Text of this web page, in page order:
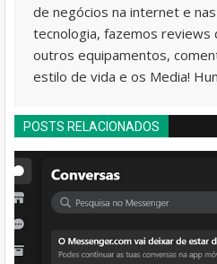
de negócios na internet e
tecnologia, fazemos reviews
outros equipamentos,
estilo de vida e os Media!
POSTS RELACIONADOS